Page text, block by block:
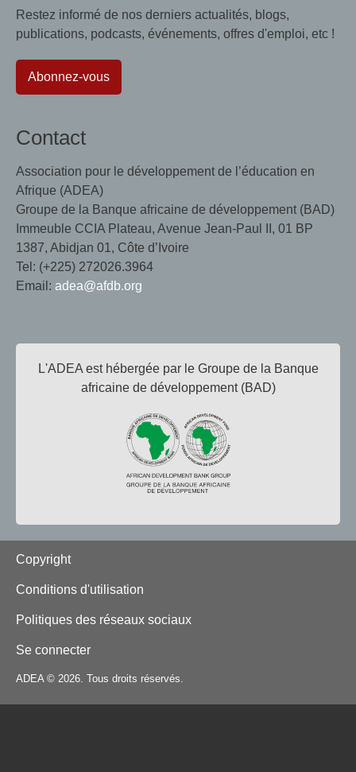
Restez informé de nos derniers actualités, blogs,
publications, podcasts, événements, offres d'emploi, etc !
Abonnez-vous
Contact
Association pour le développement de l’éducation en
Afrique (ADEA)
Groupe de la Banque africaine de développement (BAD)
Immeuble CCIA Plateau, Avenue Jean-Paul II, 01 BP
1387, Abidjan 01, Côte d’Ivoire
Tel: (+225) 272026.3964
Email: adea@afdb.org
L'ADEA est hébergée par le Groupe de la Banque
africaine de développement (BAD)
Footer
Copyright
Conditions d'utilisation
Politiques des réseaux sociaux
Se connecter
ADEA © 2026. Tous droits réservés.